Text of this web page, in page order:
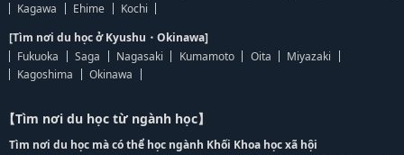
Kagawa
Ehime
Kochi
[Tìm nơi du học ở Kyushu・Okinawa]
Fukuoka
Saga Nagasaki Kumamoto Oita
Miyazaki
Kagoshima
Okinawa
【Tìm nơi du học từ ngành học】
Tìm nơi du học mà có thể học ngành Khối Khoa học xã hội